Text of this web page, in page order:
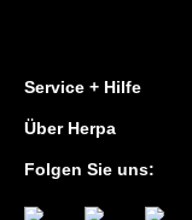
Service + Hilfe
Über Herpa
Folgen Sie uns: